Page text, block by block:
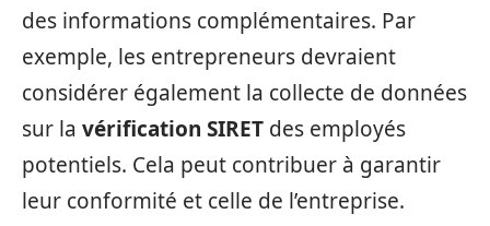
des informations complémentaires. Par
exemple, les entrepreneurs devraient
considérer également la collecte de données
sur la vérification SIRET des employés
potentiels. Cela peut contribuer à garantir
leur conformité et celle de l’entreprise.